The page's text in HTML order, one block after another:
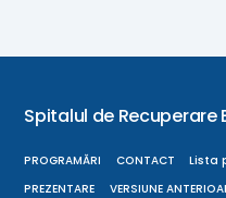
Spitalul de Recuperare
PROGRAMĂRI CONTACT
Lista
PREZENTARE
VERSIUNE